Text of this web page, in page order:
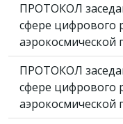
ПРОТОКОЛ
сфере цифрового
ПРОТОКОЛ
сфере цифрового